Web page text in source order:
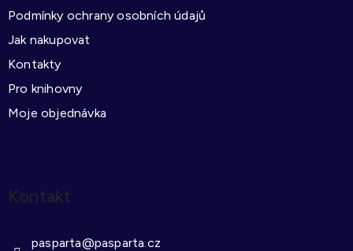
Podmínky ochrany osobních údajů
Jak nakupovat
Kontakty
Pro knihovny
Moje objednávka
Kontakt
pasparta@pasparta.cz